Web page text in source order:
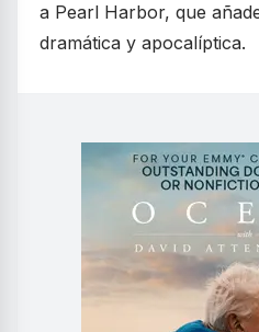
a Pearl Harbor, que
dramática y apocalíptica.